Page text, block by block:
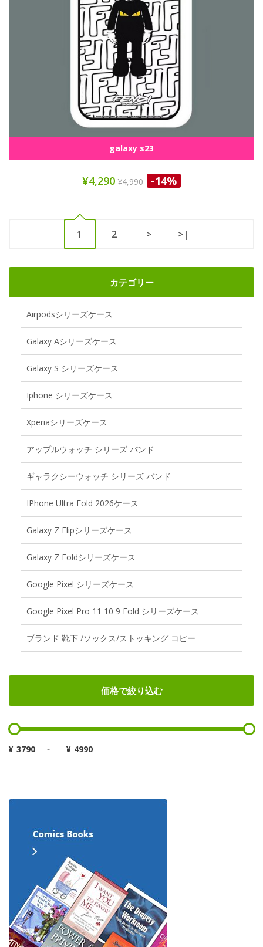
価格で絞り込む
¥ - ¥
カテゴリー
Airpodsシリーズケース
Galaxy Aシリーズケース
Galaxy S シリーズケース
Iphone シリーズケース
Xperiaシリーズケース
アップルウォッチ シリーズ バンド
ギャラクシーウォッチ シリーズ バンド
IPhone Ultra Fold 2026ケース
Galaxy Z Flipシリーズケース
Galaxy Z Foldシリーズケース
Google Pixel シリーズケース
Google Pixel Pro 11 10 9 Fold シリーズケース
ブランド 靴下 /ソックス/ストッキング コピー
galaxy s23
¥4,290 ¥4,990 -14%
1 2 > >|